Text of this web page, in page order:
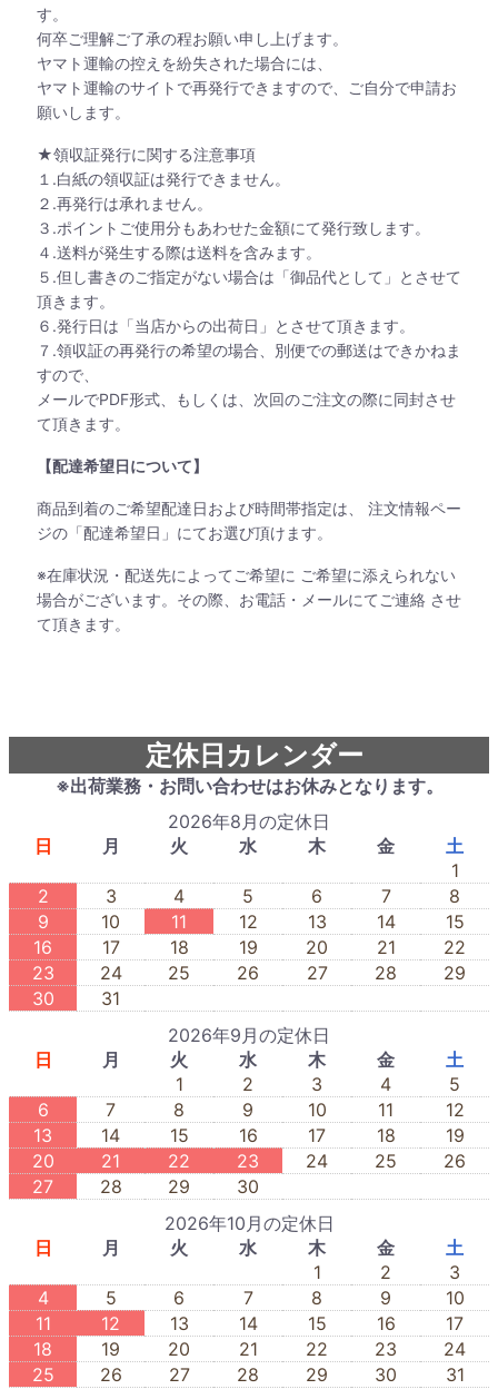
す。
何卒ご理解ご了承の程お願い申し上げます。
ヤマト運輸の控えを紛失された場合には、
ヤマト運輸のサイトで再発行できますので、ご自分で申請お
願いします。
★領収証発行に関する注意事項
１.白紙の領収証は発行できません。
２.再発行は承れません。
３.ポイントご使用分もあわせた金額にて発行致します。
４.送料が発生する際は送料を含みます。
５.但し書きのご指定がない場合は「御品代として」とさせて
頂きます。
６.発行日は「当店からの出荷日」とさせて頂きます。
７.領収証の再発行の希望の場合、別便での郵送はできかねま
すので、
メールでPDF形式、もしくは、次回のご注文の際に同封させ
て頂きます。
【配達希望日について】
商品到着のご希望配達日および時間帯指定は、 注文情報ペー
ジの「配達希望日」にてお選び頂けます。
※在庫状況・配送先によってご希望に ご希望に添えられない
場合がございます。その際、お電話・メールにてご連絡 させ
て頂きます。
定休日カレンダー
※出荷業務・お問い合わせはお休みとなります。
2026年8月の定休日
日
月 火 水 木 金
土
1
2
3 4 5 6 7
8
9
10 11 12 13 14
15
16
17 18 19 20 21
22
23
24 25 26 27 28
29
30
31
2026年9月の定休日
日
月 火 水 木 金
土
1
2 3 4
5
6
7 8 9 10 11
12
13
14 15 16 17 18
19
20
21 22 23 24 25
26
27
28 29
30
2026年10月の定休日
日
月 火 水 木 金
土
1
2
3
4
5 6 7 8 9
10
11
12 13 14 15 16
17
18
19 20 21 22 23
24
25
26 27 28 29 30 31